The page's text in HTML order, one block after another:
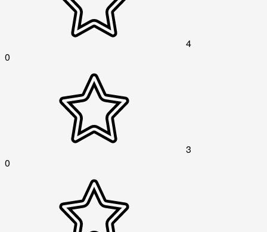
4
0
3
0